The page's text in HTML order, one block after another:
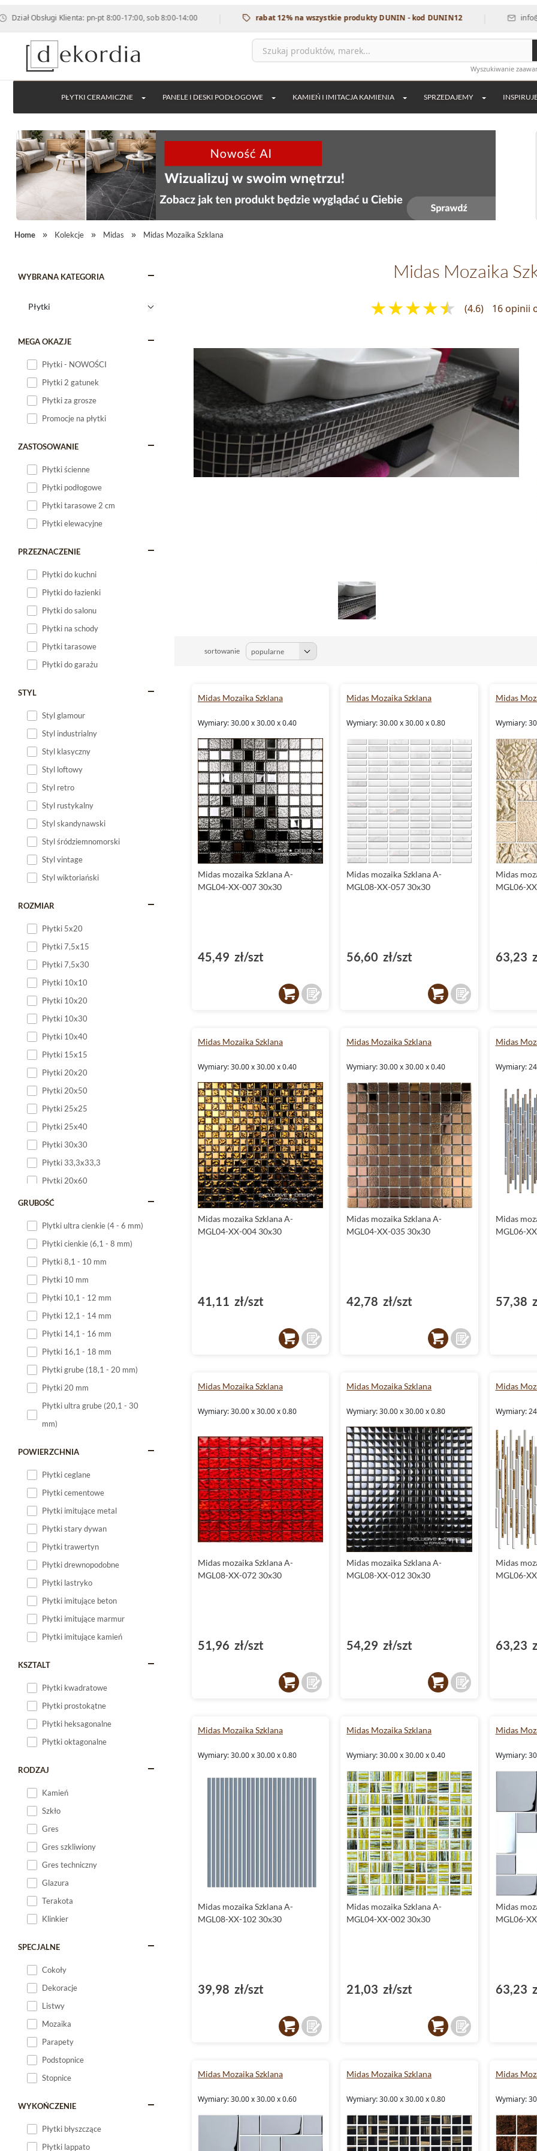
Klienta: pn-pt 8:00-17:00, sob 8:00-14:00 | rabat 12% na wszystkie produkty DUNIN - kod DUNIN12 |
Wyszukiwanie
PŁYTKI CERAMICZNE PANELE I DESKI PODŁOGOWE KAMIEŃ I IMITACJA KAMIENIA SPRZEDAJEMY
Home Kolekcje Midas Midas Mozaika Szklana
WYBRANA KATEGORIA
MEGA OKAZJE
Płytki - NOWOŚCI
Płytki 2 gatunek
Płytki za grosze
Promocje na płytki
ZASTOSOWANIE
Płytki ścienne
Płytki podłogowe
Płytki tarasowe 2 cm
Płytki elewacyjne
PRZEZNACZENIE
Płytki do kuchni
Płytki do łazienki
Płytki do salonu
Płytki na schody
Płytki tarasowe
Płytki do garażu
STYL
Styl glamour
Styl industrialny
Styl klasyczny
Styl loftowy
Styl retro
Styl rustykalny
Styl skandynawski
Styl śródziemnomorski
Styl vintage
Styl wiktoriański
ROZMIAR
Płytki 5x20
Płytki 7,5x15
Płytki 7,5x30
Płytki 10x10
Płytki 10x20
Płytki 10x30
Płytki 10x40
Płytki 15x15
Płytki 20x20
Płytki 20x50
Płytki 25x25
Płytki 25x40
Płytki 30x30
Płytki 33,3x33,3
Płytki 20x60
Płytki 20x120
Płytki małe
GRUBOŚĆ
Plytki ultra cienkie (4 - 6 mm)
Płytki cienkie (6,1 - 8 mm)
Płytki 8,1 - 10 mm
Płytki 10 mm
Płytki 10,1 - 12 mm
Płytki 12,1 - 14 mm
Płytki 14,1 - 16 mm
Płytki 16,1 - 18 mm
Płytki grube (18,1 - 20 mm)
Płytki 20 mm
Płytki ultra grube (20,1 - 30
mm)
POWIERZCHNIA
Płytki ceglane
Płytki cementowe
Płytki imitujące metal
Płytki stary dywan
Płytki trawertyn
Płytki drewnopodobne
Płytki lastryko
Płytki imitujące beton
Płytki imitujące marmur
Płytki imitujące kamień
KSZTALT
Płytki kwadratowe
Płytki prostokątne
Płytki heksagonalne
Płytki oktagonalne
RODZAJ
Kamień
Szkło
Gres
Gres szkliwiony
Gres techniczny
Glazura
Terakota
Klinkier
SPECJALNE
Cokoły
Dekoracje
Listwy
Mozaika
Parapety
Podstopnice
Stopnice
WYKOŃCZENIE
Płytki błyszczące
Płytki lappato
Midas Mozaika
(4.6) 16 opinii
sortowanie
Midas Mozaika Szklana
Wymiary: 30.00 x 30.00 x 0.40
Midas mozaika Szklana A-
MGL04-XX-007 30x30
45,49 zł/szt
Midas Mozaika Szklana
Wymiary: 30.00 x 30.00 x 0.80
Midas mozaika Szklana A-
MGL08-XX-057 30x30
56,60 zł/szt
Midas
Wymiary:
Midas
MGL06-
63,23
Midas Mozaika Szklana
Wymiary: 30.00 x 30.00 x 0.40
Midas mozaika Szklana A-
MGL04-XX-004 30x30
41,11 zł/szt
Midas Mozaika Szklana
Wymiary: 30.00 x 30.00 x 0.40
Midas mozaika Szklana A-
MGL04-XX-035 30x30
42,78 zł/szt
Midas
Wymiary:
Midas
MGL06-
57,38
Midas Mozaika Szklana
Wymiary: 30.00 x 30.00 x 0.80
Midas mozaika Szklana A-
MGL08-XX-072 30x30
51,96 zł/szt
Midas Mozaika Szklana
Wymiary: 30.00 x 30.00 x 0.80
Midas mozaika Szklana A-
MGL08-XX-012 30x30
54,29 zł/szt
Midas
Wymiary:
Midas
MGL06-
63,23
Midas Mozaika Szklana
Wymiary: 30.00 x 30.00 x 0.80
Midas mozaika Szklana A-
MGL08-XX-102 30x30
39,98 zł/szt
Midas Mozaika Szklana
Wymiary: 30.00 x 30.00 x 0.40
Midas mozaika Szklana A-
MGL04-XX-002 30x30
21,03 zł/szt
Midas
Wymiary:
Midas
MGL06-
63,23
Midas Mozaika Szklana
Wymiary: 30.00 x 30.00 x 0.60
Midas Mozaika Szklana
Wymiary: 30.00 x 30.00 x 0.80
Midas
Wymiary: